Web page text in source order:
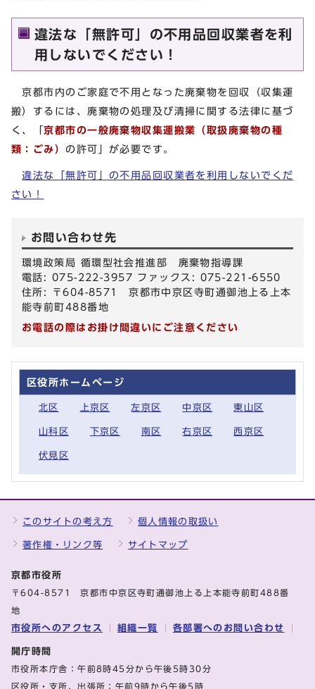
違法な「無許可」の不用品回収業者を利
用しないでください！
京都市内のご家庭で不用となった廃棄物を回収（収集運
搬）するには、廃棄物の処理及び清掃に関する法律に基づ
く、「京都市の一般廃棄物収集運搬業（取扱廃棄物の種
類：ごみ） の許可」が必要です。
違法な「無許可」の不用品回収業者を利用しないでくだ
さい！
お問い合わせ先
環境政策局 循環型社会推進部 廃棄物指導課
電話: 075-222-3957 ファックス: 075-221-6550
住所: 〒604-8571 京都市中京区寺町通御池上る上本
能寺前町488番地
お電話の際はお掛け間違いにご注意ください
区役所ホームページ
北区 上京区 左京区 中京区 東山区
山科区 下京区 南区 右京区 西京区
伏見区
このサイトの考え方 個人情報の取扱い
著作権・リンク等 サイトマップ
京都市役所
〒604-8571 京都市中京区寺町通御池上る上本能寺前町488番
地
市役所へのアクセス 組織一覧 各部署へのお問い合わせ
開庁時間
市役所本庁舎：午前8時45分から午後5時30分
区役所・支所、出張所：午前9時から午後5時